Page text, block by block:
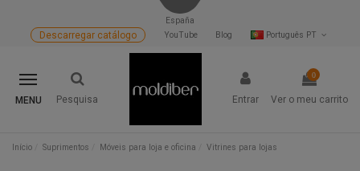
España
Português PT
Blog
YouTube
Descarregar catálogo
MENU Pesquisa Entrar
0
Ver o meu carrito
Início Suprimentos Móveis para loja e oficina Vitrines para lojas